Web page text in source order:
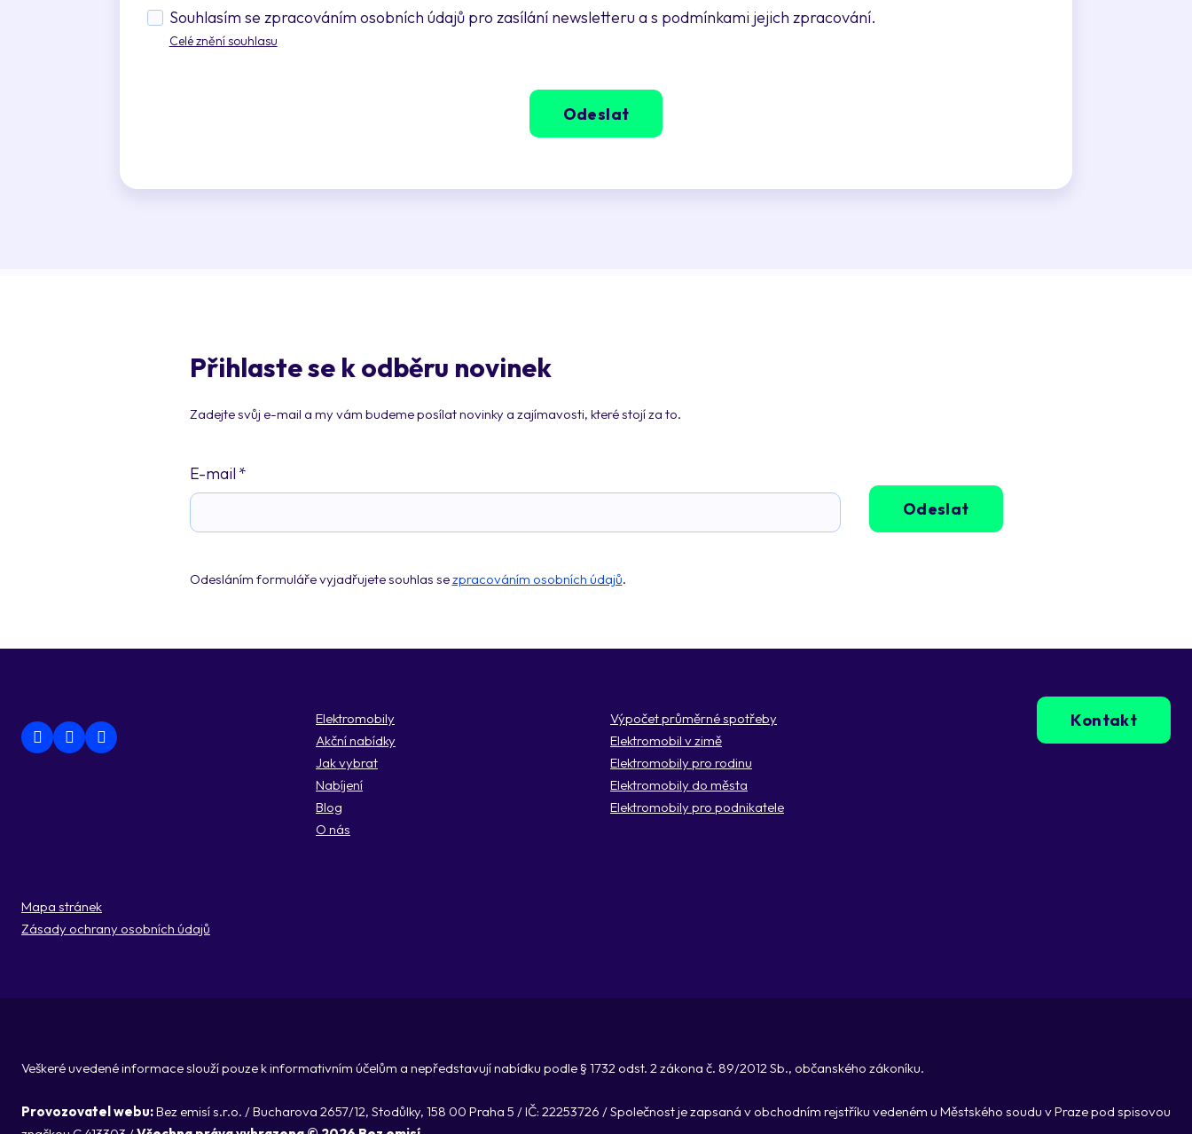
Souhlasím se zpracováním osobních údajů pro zasílání newsletteru a s podmínkami jejich zpracování.
Celé znění souhlasu
Odeslat
Přihlaste se k odběru novinek
Zadejte svůj e-mail a my vám budeme posílat novinky a zajímavosti, které stojí za to.
E-mail *
Odeslat
Odesláním formuláře vyjadřujete souhlas sezpracováním osobních údajů.
Elektromobily
Akční nabídky
Jak vybrat
Nabíjení
Blog
O nás
Výpočet průměrné spotřeby
Elektromobil v zimě
Elektromobily pro rodinu
Elektromobily do města
Elektromobily pro podnikatele
Kontakt
Mapa stránek
Zásady ochrany osobních údajů
Veškeré uvedené informace slouží pouze k informativním účelům a nepředstavují nabídku podle § 1732 odst. 2 zákona č. 89/2012 Sb., občanského zákoníku.
Provozovatel webu:Bez emisí s.r.o. / Bucharova 2657/12, Stodůlky, 158 00 Praha 5 / IČ: 22253726 / Společnost je zapsaná v obchodním rejstříku vedeném u Městského soudu v Praze pod spisovou